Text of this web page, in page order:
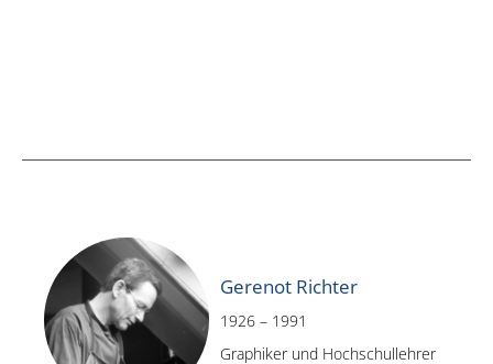
Gerenot Richter
1926 – 1991
Graphiker und Hochschullehrer